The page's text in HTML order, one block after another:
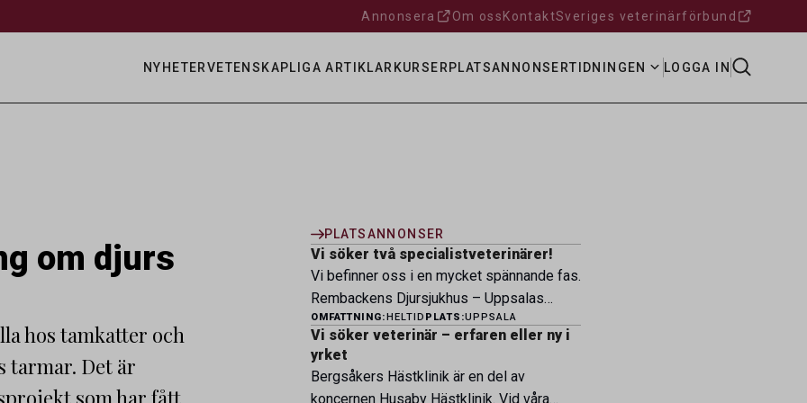
Annonsera Om oss KontaktSveriges veterinärförbund
NYHETERVETENSKAPLIGA ARTIKLAR KURSER PLATSANNONSERTIDNINGEN LOGGA IN
om djurs
hos tamkatter och
tarmar. Det är
som har fått
PLATSANNONSER
Vi söker två specialistveterinärer!
Vi befinner oss i en mycket spännande fas.
Rembackens Djursjukhus – Uppsalas
ledande djursjukhus – expanderar nu sin
specialistverksamhet och söker
legitimerade veterinärer med
specialistkompetens som vill vara med
OMFATTNING:HELTID PLATS:UPPSALA
Vi söker veterinär – erfaren eller ny i
yrket
Bergsåkers Hästklinik är en del av
koncernen Husaby Hästklinik. Vid våra